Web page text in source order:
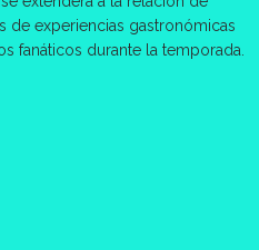
de experiencias gastronómicas
fanáticos durante la temporada.